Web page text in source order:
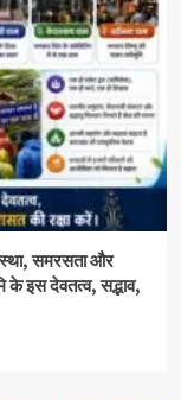
समरसता और
इस देवतत्व, सद्भाव,